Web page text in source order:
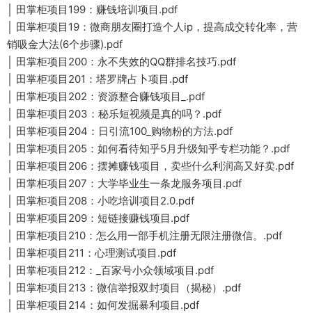
│ 田掌柜项目199：赚钱培训项目.pdf
│ 田掌柜项目19：微商朋友圈打造个人ip，提高成交转化率，营
销吸金大法(6个步骤).pdf
│ 田掌柜项目200：永不失效的QQ群排名技巧.pdf
│ 田掌柜项目201：塔罗牌占卜项目.pdf
│ 田掌柜项目202：资源整合赚钱项目_.pdf
│ 田掌柜项目203：秘乐短视频是真的吗？.pdf
│ 田掌柜项目204：日引流100_购物粉的方法.pdf
│ 田掌柜项目205：如何看待知乎5月升级知乎专栏功能？.pdf
│ 田掌柜项目206：摆摊赚钱项目，卖些什么利润高又好卖.pdf
│ 田掌柜项目207：大学毕业生一条龙服务项目.pdf
│ 田掌柜项目208：小吃培训项目2.0.pdf
│ 田掌柜项目209：短链接赚钱项目.pdf
│ 田掌柜项目210：怎么用一部手机注册无限注册微信。.pdf
│ 田掌柜项目211：心理测试项目.pdf
│ 田掌柜项目212：_百家号小众领域项目.pdf
│ 田掌柜项目213：微信举报双封项目（揭秘）.pdf
│ 田掌柜项目214：如何发掘暴利项目.pdf